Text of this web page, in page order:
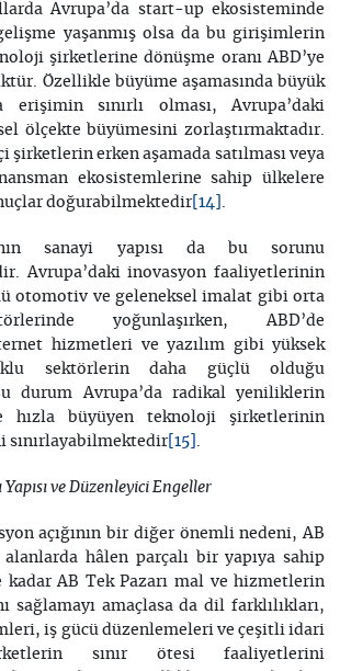
Avrupa’da start-up ekosisteminde
yaşanmış olsa da bu girişimlerin
şirketlerine dönüşme oranı ABD’ye
Özellikle büyüme aşamasında büyük
erişimin sınırlı olması, Avrupa’daki
ölçekte büyümesini zorlaştırmaktadır.
şirketlerin erken aşamada satılması veya
ekosistemlerine sahip ülkelere
doğurabilmektedir[14]
sanayi yapısı da bu sorunu
Avrupa’daki inovasyon faaliyetlerinin
otomotiv ve geleneksel imalat gibi orta
yoğunlaşırken, ABD’de
hizmetleri ve yazılım gibi yüksek
sektörlerin daha güçlü olduğu
durum Avrupa’da radikal yeniliklerin
hızla büyüyen teknoloji şirketlerinin
[15] .
ve Düzenleyici Engeller
açığının bir diğer önemli nedeni, AB
alanlarda hâlen parçalı bir yapıya sahip
kadar AB Tek Pazarı mal ve hizmetlerin
sağlamayı amaçlasa da dil farklılıkları,
iş gücü düzenlemeleri ve çeşitli idari
sınır ötesi faaliyetlerini